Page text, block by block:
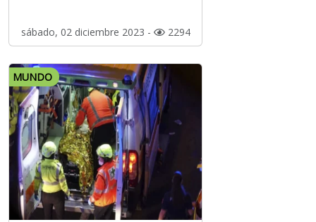
sábado, 02 diciembre 2023 - 2294
MUNDO